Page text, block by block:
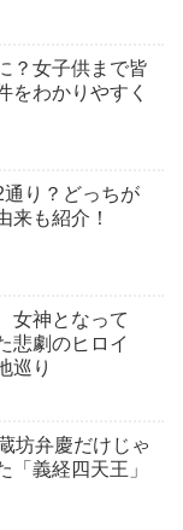
？女子供まで皆
をわかりやすく
り？どっちが
来も紹介！
女神となって
悲劇のヒロイ
巡り
坊弁慶だけじゃ
「義経四天王」